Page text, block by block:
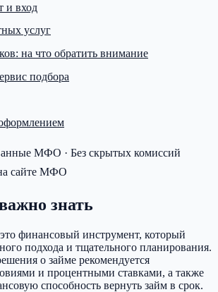
и вход
услуг
на что обратить внимание
подбора
МФО · Без скрытых комиссий
сайте МФО
знать
финансовый инструмент, который
подхода и тщательного планирования.
о займе рекомендуется
и процентными ставками, а также
способность вернуть займ в срок.